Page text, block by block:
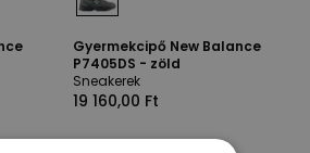
Gyermekcipő New Balance
P7405DS - zöld
Sneakerek
19 160,00 Ft